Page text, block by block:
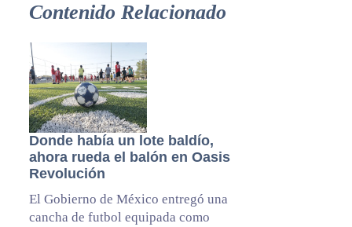
Contenido Relacionado
Donde había un lote baldío,
ahora rueda el balón en Oasis
Revolución
El Gobierno de México entregó una
cancha de futbol equipada como